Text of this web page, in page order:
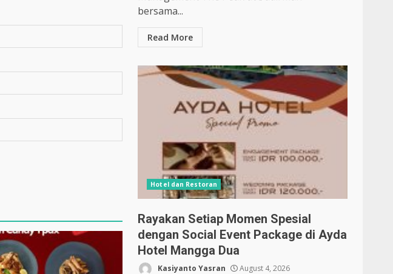
bersama...
Read More
Hotel dan Restoran
Rayakan Setiap Momen Spesial
dengan Social Event Package di Ayda
Hotel Mangga Dua
Kasiyanto Yasran August 4, 2026